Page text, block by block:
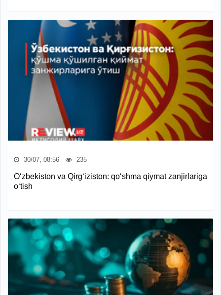
30/07, 08:56 235
O‘zbekiston va Qirg‘iziston: qo‘shma qiymat zanjirlariga
o‘tish